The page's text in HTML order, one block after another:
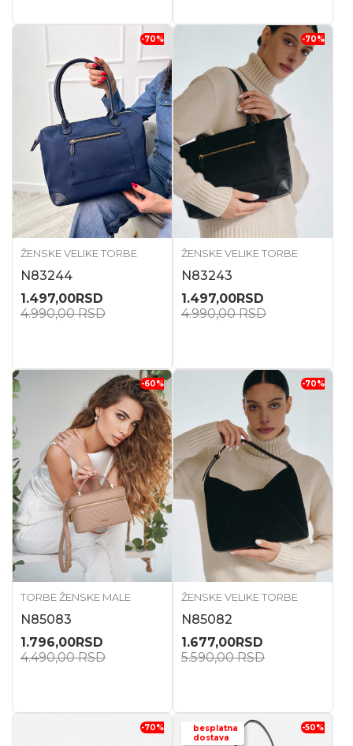
-70%
ŽENSKE VELIKE TORBE
N83244
1.497,00RSD
4.990,00RSD
-70%
ŽENSKE VELIKE TORBE
N83243
1.497,00RSD
4.990,00RSD
-60%
TORBE ŽENSKE MALE
N85083
1.796,00RSD
4.490,00RSD
-70%
ŽENSKE VELIKE TORBE
N85082
1.677,00RSD
5.590,00RSD
-70%
besplatna
dostava
-50%